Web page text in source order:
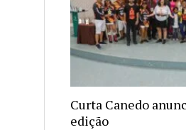
Curta Canedo
edição